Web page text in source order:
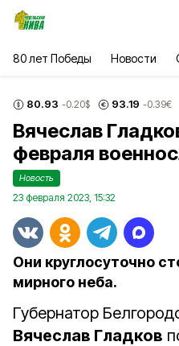
80 лет Победы Новости
80.93 -0.20$ 93.19 -0.39€
Вячеслав
февраля
Новость
23 февраля 2023, 15:32
Они круглосуточно
мирного неба.
Губернатор
Вячеслав Гладков